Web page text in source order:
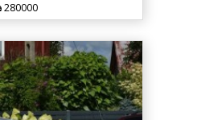
280000